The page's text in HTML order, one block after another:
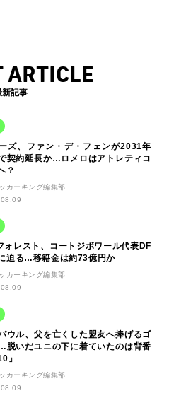
ARTICLE
新記事
ズ、ファン・デ・フェンが2031年
契約延長か…ロメロはアトレティコ
？
カーキング編集部
ォレスト、コートジボワール代表DF
迫る…移籍金は約73億円か
カーキング編集部
ウル、父を亡くした盟友へ捧げるゴ
脱いだユニの下に着ていたのは背番
』
カーキング編集部